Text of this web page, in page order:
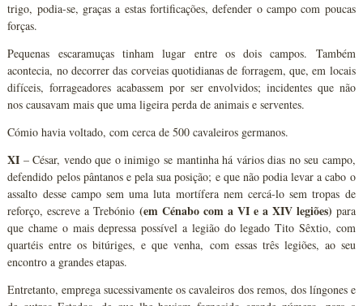
trigo, podia-se, graças a estas fortificações, defender o campo com poucas
forças.
Pequenas escaramuças tinham lugar entre os dois campos. Também
acontecia, no decorrer das corveias quotidianas de forragem, que, em locais
difíceis, forrageadores acabassem por ser envolvidos; incidentes que não
nos causavam mais que uma ligeira perda de animais e serventes.
Cómio havia voltado, com cerca de 500 cavaleiros germanos.
XI – César, vendo que o inimigo se mantinha há vários dias no seu campo,
defendido pelos pântanos e pela sua posição; e que não podia levar a cabo o
assalto desse campo sem uma luta mortífera nem cercá-lo sem tropas de
reforço, escreve a Trebónio(em Cénabo com a VI e a XIV legiões) para
que chame o mais depressa possível a legião do legado Tito Sêxtio, com
quartéis entre os bitúriges, e que venha, com essas três legiões, ao seu
encontro a grandes etapas.
Entretanto, emprega sucessivamente os cavaleiros dos remos, dos língones e